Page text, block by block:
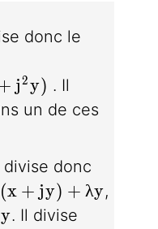
donc le
j^2y)
j2y) . Il
un de ces
divise donc
+ jy) + \lambda
(x + jy) + λy,
y. Il divise